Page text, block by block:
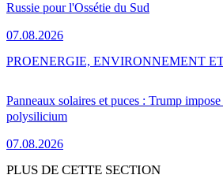
Russie pour l'Ossétie du Sud
07.08.2026
Panneaux solaires et puces : Trump
polysilicium
07.08.2026
PROENERGIE, ENVIRONNEMENT
PLUS DE CETTE SECTION